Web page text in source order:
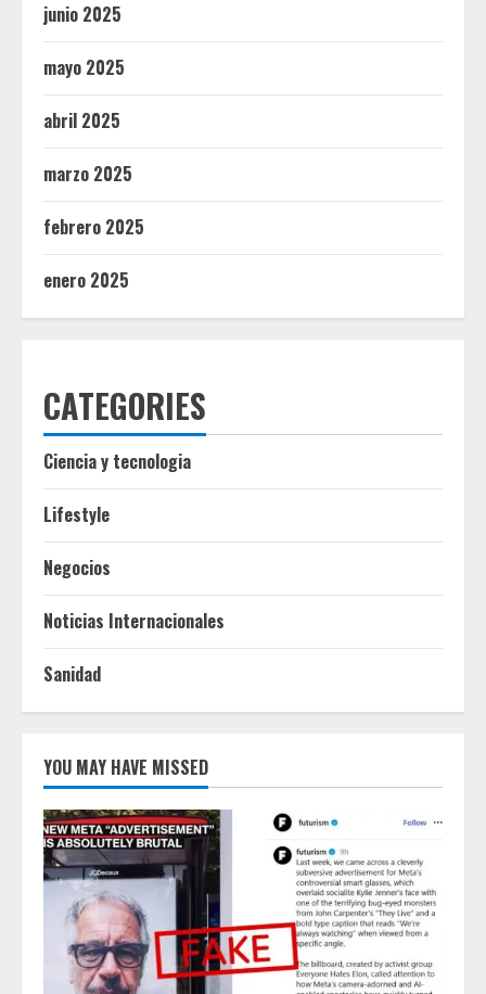
junio 2025
mayo 2025
abril 2025
marzo 2025
febrero 2025
enero 2025
CATEGORIES
Ciencia y tecnologia
Lifestyle
Negocios
Noticias Internacionales
Sanidad
YOU MAY HAVE MISSED